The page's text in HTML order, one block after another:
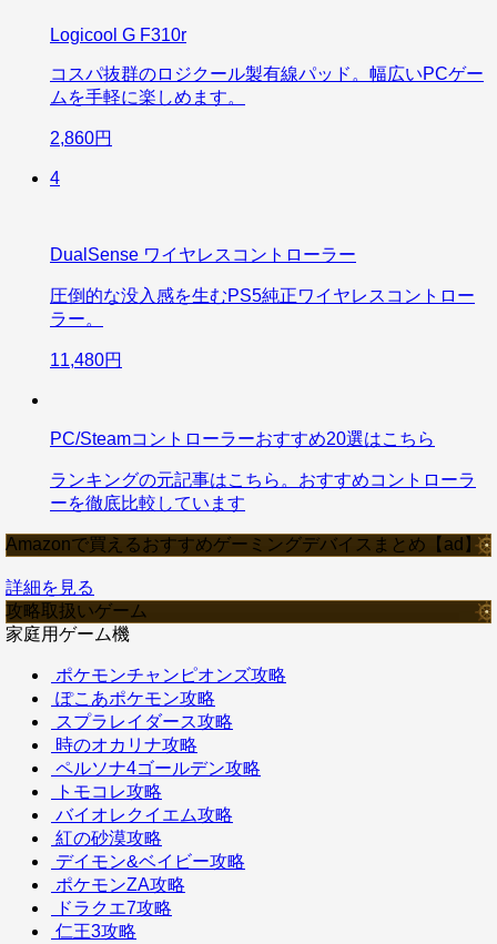
Logicool G F310r
コスパ抜群のロジクール製有線パッド。幅広いPCゲー
ムを手軽に楽しめます。
2,860円
4
DualSense ワイヤレスコントローラー
圧倒的な没入感を生むPS5純正ワイヤレスコントロー
ラー。
11,480円
PC/Steamコントローラーおすすめ20選はこちら
ランキングの元記事はこちら。おすすめコントローラ
ーを徹底比較しています
Amazonで買えるおすすめゲーミングデバイスまとめ【ad】
詳細を見る
攻略取扱いゲーム
家庭用ゲーム機
ポケモンチャンピオンズ攻略
ぽこあポケモン攻略
スプラレイダース攻略
時のオカリナ攻略
ペルソナ4ゴールデン攻略
トモコレ攻略
バイオレクイエム攻略
紅の砂漠攻略
デイモン&ベイビー攻略
ポケモンZA攻略
ドラクエ7攻略
仁王3攻略